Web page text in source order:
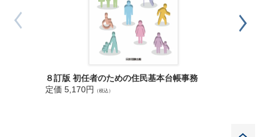
８訂版 初任者のための住民基本台帳事務
定価 5,170円
（税込）